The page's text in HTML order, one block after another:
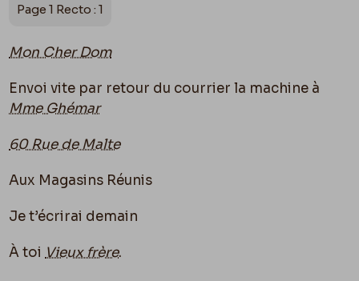
Page 1 Recto : 1
Mon Cher Dom
Envoi vite par retour du courrier la machine à
Mme Ghémar
60 Rue de Malte
Aux Magasins Réunis
Je t’écrirai demain
À toi Vieux frère.